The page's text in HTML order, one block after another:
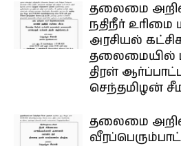
தலைமை
நதிநீர்
அரசியல்
தலைமையில்
திரள்
செந்தமிழன்
தலைமை